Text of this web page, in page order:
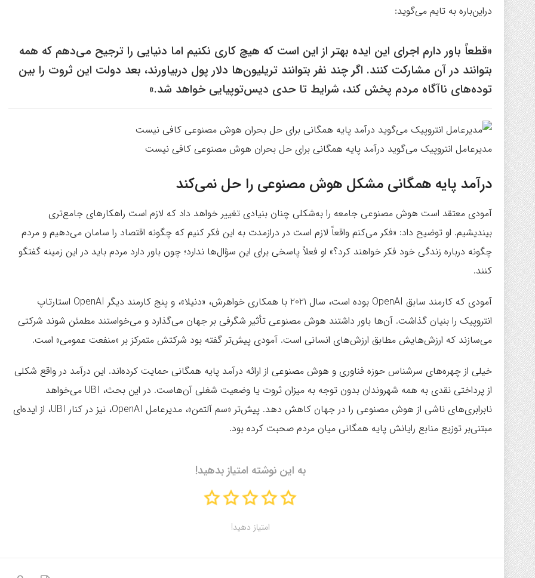
دراین‌باره به تایم می‌گوید:
«قطعاً باور دارم اجرای این ایده بهتر از این است که هیچ کاری نکنیم اما دنیایی را ترجیح می‌دهم که همه
بتوانند در آن مشارکت کنند. اگر چند نفر بتوانند تریلیون‌ها دلار پول دربیاورند، بعد دولت این ثروت را بین
توده‌های ناآگاه مردم پخش کند، شرایط تا حدی دیس‌توپیایی خواهد شد.»
مدیرعامل انتروپیک می‌گوید درآمد پایه همگانی برای حل بحران هوش مصنوعی کافی نیست
درآمد پایه همگانی مشکل هوش مصنوعی را حل نمی‌کند
آمودی معتقد است هوش مصنوعی جامعه را به‌شکلی چنان بنیادی تغییر خواهد داد که لازم است راهکارهای جامع‌تری
بیندیشیم. او توضیح داد: «فکر می‌کنم واقعاً لازم است در درازمدت به این فکر کنیم که چگونه اقتصاد را سامان می‌دهیم و مردم
چگونه درباره زندگی خود فکر خواهند کرد؟» او فعلاً پاسخی برای این سؤال‌ها ندارد؛ چون باور دارد مردم باید در این زمینه گفتگو
کنند.
آمودی که کارمند سابق OpenAI بوده است، سال 2021 با همکاری خواهرش، «دنیلا»، و پنج کارمند دیگر OpenAI استارتاپ
انتروپیک را بنیان گذاشت. آن‌ها باور داشتند هوش مصنوعی تأثیر شگرفی بر جهان می‌گذارد و می‌خواستند مطمئن شوند شرکتی
می‌سازند که ارزش‌هایش مطابق ارزش‌های انسانی است. آمودی پیش‌تر گفته بود شرکتش متمرکز بر «منفعت عمومی» است.
خیلی از چهره‌های سرشناس حوزه فناوری و هوش مصنوعی از ارائه درآمد پایه همگانی حمایت کرده‌اند. این درآمد در واقع شکلی
از پرداختی نقدی به همه شهروندان بدون توجه به میزان ثروت یا وضعیت شغلی آن‌هاست. در این بحث، UBI می‌خواهد
نابرابری‌های ناشی از هوش مصنوعی را در جهان کاهش دهد. پیش‌تر «سم آلتمن»، مدیرعامل OpenAI، نیز در کنار UBI، از ایده‌ای
مبتنی‌بر توزیع منابع رایانش پایه همگانی میان مردم صحبت کرده بود.
به این نوشته امتیاز بدهید!
امتیاز دهید!